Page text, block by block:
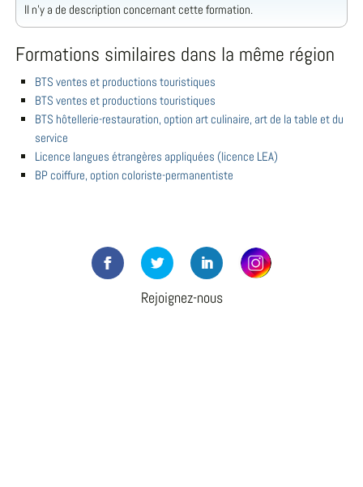
Il n'y a de description concernant cette formation.
Formations similaires dans la même région
BTS ventes et productions touristiques
BTS ventes et productions touristiques
BTS hôtellerie-restauration, option art culinaire, art de la table et du
service
Licence langues étrangères appliquées (licence LEA)
BP coiffure, option coloriste-permanentiste
Rejoignez-nous